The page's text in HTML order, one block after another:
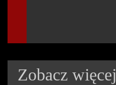
Zobacz więcej